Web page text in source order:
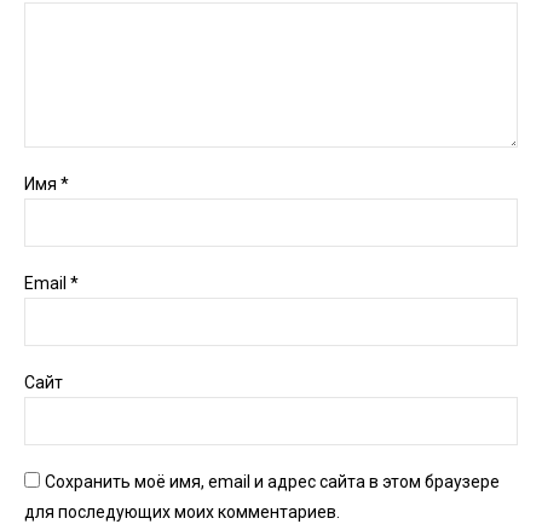
Имя *
Email *
Сайт
Сохранить моё имя, email и адрес сайта в этом браузере
для последующих моих комментариев.